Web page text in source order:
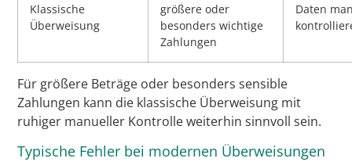
Klassische
Überweisung
größere oder
besonders wichtige
Zahlungen
Daten
Für größere Beträge oder besonders sensible
Zahlungen kann die klassische Überweisung mit
ruhiger manueller Kontrolle weiterhin sinnvoll sein.
Typische Fehler bei modernen Überweisungen